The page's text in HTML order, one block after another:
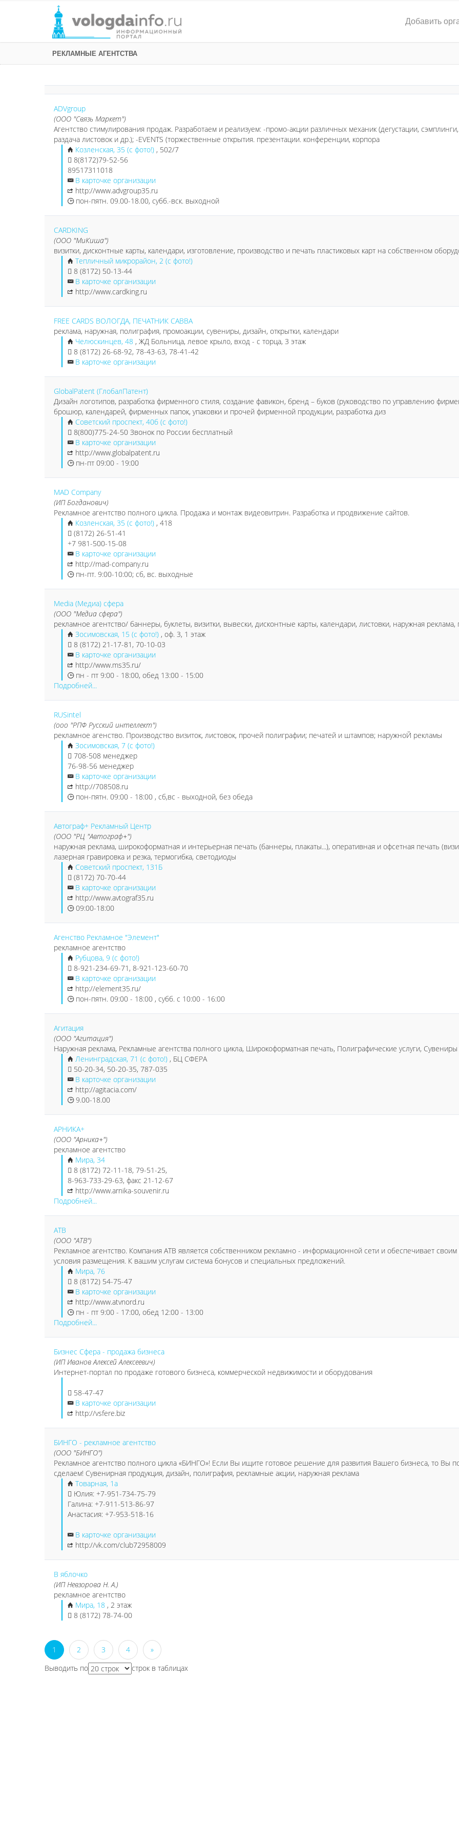
Добавить
РЕКЛАМНЫЕ АГЕНТСТВА
ADVgroup
(ООО "Связь Маркет")
Агентство стимулирования продаж. Разработаем и реализуем: -промо-акции различных механик (дегустации,
раздача листовок и др.); -EVENTS (торжественные открытия. презентации. конференции, корпора
Козленская, 35 (с фото!) , 502/7
8(8172)79-52-56
89517311018
В карточке организации
http://www.advgroup35.ru
пон-пятн. 09.00-18.00, субб.-вск. выходной
CARDKING
(ООО "МиКиша")
визитки, дисконтные карты, календари, изготовление, производство и печать пластиковых карт на собственном
Тепличный микрорайон, 2 (с фото!)
8 (8172) 50-13-44
В карточке организации
http://www.cardking.ru
FREE CARDS ВОЛОГДА, ПЕЧАТНИК САВВА
реклама, наружная, полиграфия, промоакции, сувениры, дизайн, открытки, календари
Челюскинцев, 48 , ЖД Больница, левое крыло, вход - с торца, 3 этаж
8 (8172) 26-68-92, 78-43-63, 78-41-42
В карточке организации
GlobalPatent (ГлобалПатент)
Дизайн логотипов, разработка фирменного стиля, создание фавикон, бренд – буков (руководство по управлению
брошюр, календарей, фирменных папок, упаковки и прочей фирменной продукции, разработка диз
Советский проспект, 40б (с фото!)
8(800)775-24-50 Звонок по России бесплатный
В карточке организации
http://www.globalpatent.ru
пн-пт 09:00 - 19:00
MAD Company
(ИП Богданович)
Рекламное агентство полного цикла. Продажа и монтаж видеовитрин. Разработка и продвижение сайтов.
Козленская, 35 (с фото!) , 418
(8172) 26-51-41
+7 981-500-15-08
В карточке организации
http://mad-company.ru
пн-пт. 9:00-10:00; сб, вс. выходные
Media (Медиа) сфера
(ООО "Медиа сфера")
рекламное агентство/ баннеры, буклеты, визитки, вывески, дисконтные карты, календари, листовки, наружная реклама,
Зосимовская, 15 (с фото!) , оф. 3, 1 этаж
8 (8172) 21-17-81, 70-10-03
В карточке организации
http://www.ms35.ru/
пн - пт 9:00 - 18:00, обед 13:00 - 15:00
Подробней...
RUSintel
(ooo "РПФ Русский интеллект")
рекламное агенство. Производство визиток, листовок, прочей полиграфии; печатей и штампов; наружноЙ рекламы
Зосимовская, 7 (с фото!)
708-508 менеджер
76-98-56 менеджер
В карточке организации
http://708508.ru
пон-пятн. 09:00 - 18:00 , сб,вс - выходной, без обеда
Автограф+ Рекламный Центр
(ООО "РЦ "Автограф+")
наружная реклама, широкоформатная и интерьерная печать (баннеры, плакаты...), оперативная и офсетная печать
лазерная гравировка и резка, термогибка, светодиоды
Советский проспект, 131Б
(8172) 70-70-44
В карточке организации
http://www.avtograf35.ru
09:00-18:00
Агенство Рекламное "Элемент"
рекламное агентство
Рубцова, 9 (с фото!)
8-921-234-69-71, 8-921-123-60-70
В карточке организации
http://element35.ru/
пон-пятн. 09:00 - 18:00 , субб. с 10:00 - 16:00
Агитация
(ООО "Агитация")
Наружная реклама, Рекламные агентства полного цикла, Широкоформатная печать, Полиграфические услуги,
Ленинградская, 71 (с фото!) , БЦ СФЕРА
50-20-34, 50-20-35, 787-035
В карточке организации
http://agitacia.com/
9.00-18.00
АРНИКА+
(ООО "Арника+")
рекламное агентство
Мира, 34
8 (8172) 72-11-18, 79-51-25,
8-963-733-29-63, факс 21-12-67
http://www.arnika-souvenir.ru
Подробней...
АТВ
(ООО "АТВ")
Рекламное агентство. Компания АТВ является собственником рекламно - информационной сети и обеспечивает
условия размещения. К вашим услугам система бонусов и специальных предложений.
Мира, 76
8 (8172) 54-75-47
В карточке организации
http://www.atvnord.ru
пн - пт 9:00 - 17:00, обед 12:00 - 13:00
Подробней...
Бизнес Сфера - продажа бизнеса
(ИП Иванов Алексей Алексеевич)
Интернет-портал по продаже готового бизнеса, коммерческой недвижимости и оборудования
58-47-47
В карточке организации
http://vsfere.biz
БИНГО - рекламное агентство
(ООО "БИНГО")
Рекламное агентство полного цикла «БИНГО»! Если Вы ищите готовое решение для развития Вашего бизнеса, то Вы
сделаем! Сувенирная продукция, дизайн, полиграфия, рекламные акции, наружная реклама
Товарная, 1а
Юлия: +7-951-734-75-79
Галина: +7-911-513-86-97
Анастасия: +7-953-518-16
В карточке организации
http://vk.com/club72958009
В яблочко
(ИП Невзорова Н. А.)
рекламное агентство
Мира, 18 , 2 этаж
8 (8172) 78-74-00
1 2 3 4
»
Выводить по
строк в таблицах